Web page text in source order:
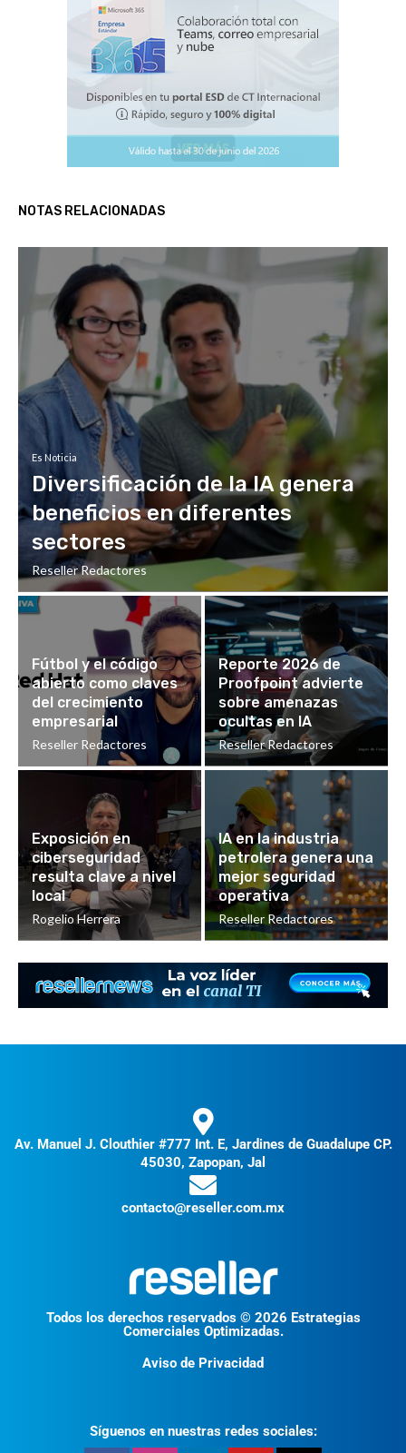
NOTAS RELACIONADAS
Es Noticia
Diversificación de la IA genera
beneficios en diferentes
sectores
Reseller Redactores
Fútbol y el código
abierto como claves
del crecimiento
empresarial
Reseller Redactores
Reporte 2026 de
Proofpoint advierte
sobre amenazas
ocultas en IA
Reseller Redactores
Exposición en
ciberseguridad
resulta clave a nivel
local
Rogelio Herrera
IA en la industria
petrolera genera una
mejor seguridad
operativa
Reseller Redactores
Av. Manuel J. Clouthier #777 Int. E, Jardines de Guadalupe CP.
45030, Zapopan, Jal
contacto@reseller.com.mx
Todos los derechos reservados © 2026 Estrategias
Comerciales Optimizadas.
Aviso de Privacidad
Síguenos en nuestras redes sociales: